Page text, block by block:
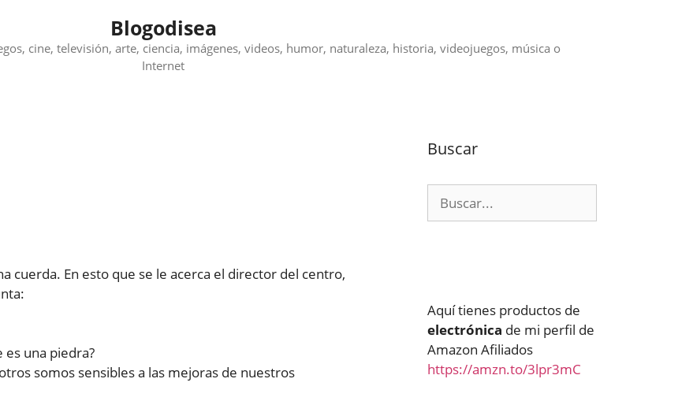
Blogodisea
cine, televisión, arte, ciencia, imágenes, videos, humor, naturaleza, historia, videojuegos, música o
Internet
cuerda. En esto que se le acerca el director del centro,
es una piedra?
somos sensibles a las mejoras de nuestros
Buscar
Aquí tienes productos de
electrónica de mi perfil de
Amazon Afiliados
https://amzn.to/3lpr3mC